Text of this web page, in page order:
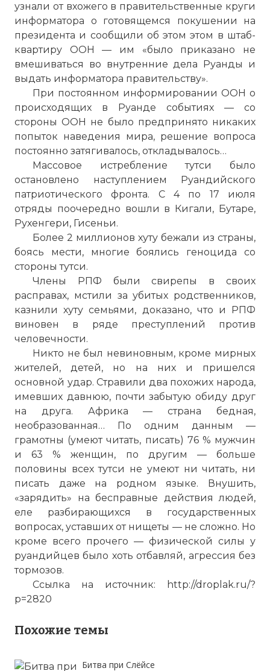
узнали от вхожего в правительственные круги
информатора о готовящемся покушении на
президента и сообщили об этом этом в штаб-
квартиру ООН — им «было приказано не
вмешиваться во внутренние дела Руанды и
выдать информатора правительству».
При постоянном информировании ООН о
происходящих в Руанде событиях — со
стороны ООН не было предпринято никаких
попыток наведения мира, решение вопроса
постоянно затягивалось, откладывалось…
Массовое истребление тутси было
остановлено наступлением Руандийского
патриотического фронта. С 4 по 17 июля
отряды поочередно вошли в Кигали, Бутаре,
Рухенгери, Гисеньи.
Более 2 миллионов хуту бежали из страны,
боясь мести, многие боялись геноцида со
стороны тутси.
Члены РПФ были свирепы в своих
расправах, мстили за убитых родственников,
казнили хуту семьями, доказано, что и РПФ
виновен в ряде преступлений против
человечности.
Никто не был невиновным, кроме мирных
жителей, детей, но на них и пришелся
основной удар. Стравили два похожих народа,
имевших давнюю, почти забытую обиду друг
на друга. Африка — страна бедная,
необразованная… По одним данным —
грамотны (умеют читать, писать) 76 % мужчин
и 63 % женщин, по другим — больше
половины всех тутси не умеют ни читать, ни
писать даже на родном языке. Внушить,
«зарядить» на бесправные действия людей,
еле разбирающихся в государственных
вопросах, уставших от нищеты — не сложно. Но
кроме всего прочего — физической силы у
руандийцев было хоть отбавляй, агрессия без
тормозов.
Ссылка на источник: http://droplak.ru/?
p=2820
Похожие темы
Битва при Слёйсе